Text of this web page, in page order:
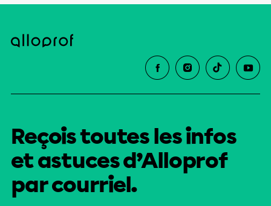
Reçois toutes les infos
et astuces d’Alloprof
par courriel.